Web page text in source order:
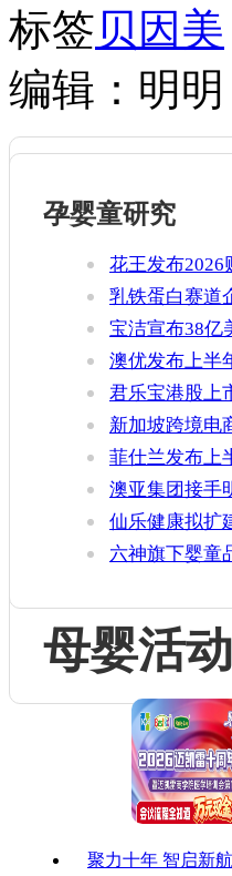
标签贝因美
编辑：明明
孕婴童研究
花王发布2026
乳铁蛋白赛道
融资
宝洁宣布38亿
Thorne
澳优发布上半
君乐宝港股上
新加坡跨境电
增官方健康证
菲仕兰发布上
澳亚集团接手
仙乐健康拟扩
六神旗下婴童
母婴活动
聚力十年 智启新